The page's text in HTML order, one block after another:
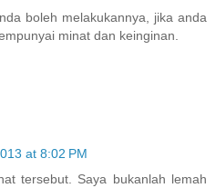
boleh melakukannya, jika anda
minat dan keinginan.
at 8:02 PM
tersebut. Saya bukanlah lemah